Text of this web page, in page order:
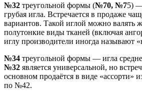
№32 треугольной формы (№70, №75) —
грубая игла. Встречается в продаже
вариантов. Такой иглой можно валять
полутонкие виды тканей (включая
иглу производители иногда называют
№34 треугольной формы — игла
№32 является универсальной, но
основном продаётся в виде «ассорти»
по №42.